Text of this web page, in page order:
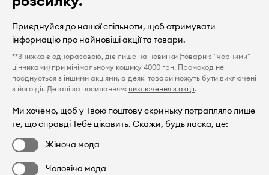
Приєднуйся до нашої спільноти, щоб отримувати
інформацію про найновіші акції та товари.
**Знижка є одноразовою, діє лише на новинки (товари з "чорними"
цінниками) при мінімальному кошику 4000 грн. Промокод не
поєднується з іншими акціями, а деякі товари можуть бути виключені
з його дії. Деталі за посиланням: виключення з акції.
Ми хочемо, щоб у Твою поштову скриньку потрапляло лише
те, що справді Тебе цікавить. Скажи, будь ласка, це:
Жіноча мода
Чоловіча мода